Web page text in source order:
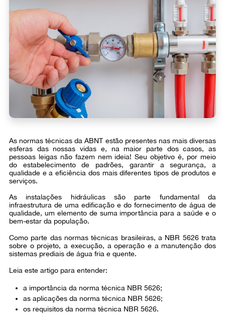
As normas técnicas da ABNT estão presentes nas mais diversas
esferas das nossas vidas e, na maior parte dos casos, as
pessoas leigas não fazem nem ideia! Seu objetivo é, por meio
do estabelecimento de padrões, garantir a segurança, a
qualidade e a eficiência dos mais diferentes tipos de produtos e
serviços.
As instalações hidráulicas são parte fundamental da
infraestrutura de uma edificação e do fornecimento de água de
qualidade, um elemento de suma importância para a saúde e o
bem-estar da população.
Como parte das normas técnicas brasileiras, a NBR 5626 trata
sobre o projeto, a execução, a operação e a manutenção dos
sistemas prediais de água fria e quente.
Leia este artigo para entender:
a importância da norma técnica NBR 5626;
as aplicações da norma técnica NBR 5626;
os requisitos da norma técnica NBR 5626.